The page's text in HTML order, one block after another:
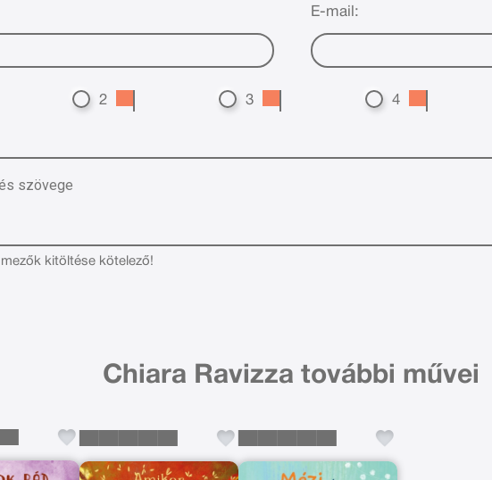
E-mail:
2 3 4
kitöltése kötelező!
Chiara Ravizza további művei